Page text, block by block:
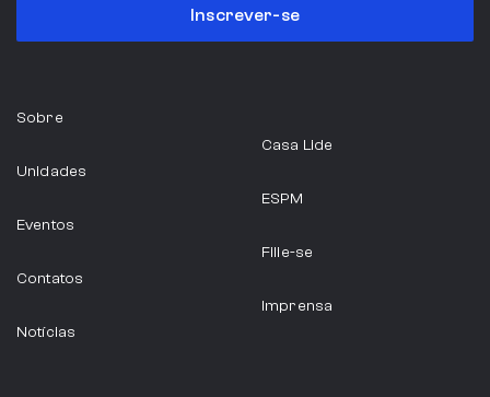
Inscrever-se
Sobre
Unidades
Eventos
Contatos
Notícias
Casa Lide
ESPM
Filie-se
Imprensa